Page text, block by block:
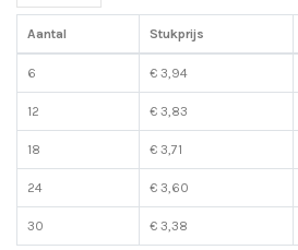
Aantal Stukprijs
6 € 3,94
12 € 3,83
18 € 3,71
24 € 3,60
30 € 3,38